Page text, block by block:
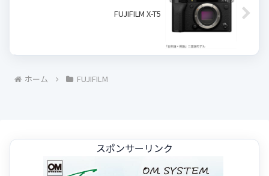
FUJIFILM X-T5
ホーム FUJIFILM
スポンサーリンク